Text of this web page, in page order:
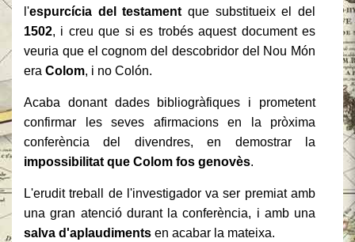
l'espurcícia del testament que substitueix el del
1502, i creu que si es trobés aquest document es
veuria que el cognom del descobridor del Nou Món
era Colom, i no Colón.
Acaba donant dades bibliogràfiques i prometent
confirmar les seves afirmacions en la pròxima
conferència del divendres, en demostrar la
impossibilitat que Colom fos genovès.
L'erudit treball de l'investigador va ser premiat amb
una gran atenció durant la conferència, i amb una
salva d'aplaudiments en acabar la mateixa.